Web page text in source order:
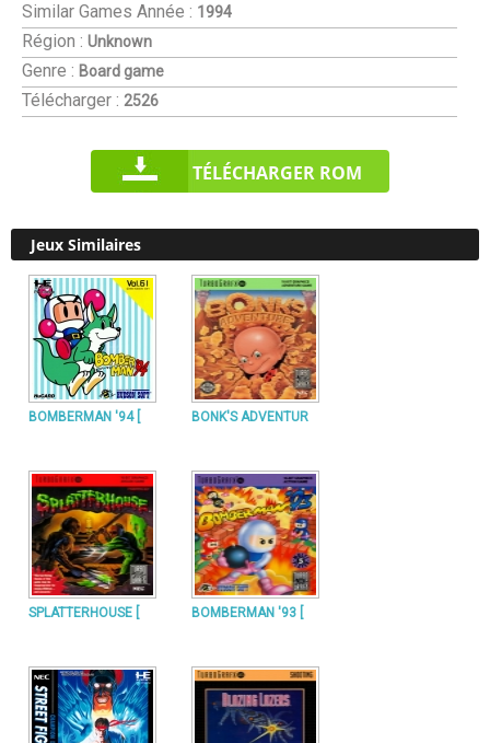
Similar Games Année : 1994
Région : Unknown
Genre : Board game
Télécharger : 2526
TÉLÉCHARGER ROM
Jeux Similaires
BOMBERMAN '94 [ BONK'S ADVENTUR
SPLATTERHOUSE [ BOMBERMAN '93 [